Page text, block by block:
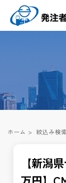
ホーム > 絞込み検索
【新潟